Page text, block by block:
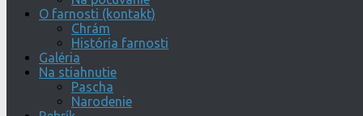
O farnosti (kontakt)
Chrám
História farnosti
Galéria
Na stiahnutie
Pascha
Narodenie